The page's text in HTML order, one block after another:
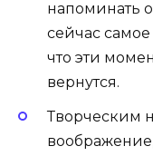
напоминать
сейчас
что эти
вернутся.
Творческим